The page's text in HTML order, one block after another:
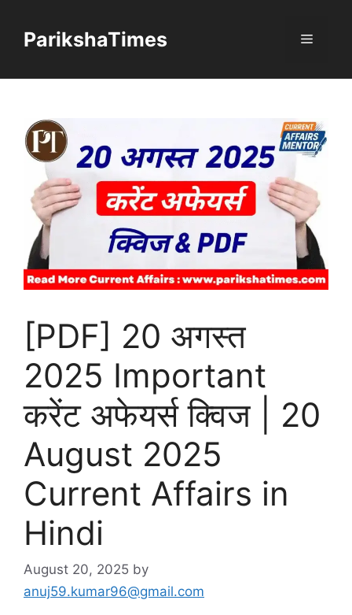
contentParikshaTimes Menu
[PDF] 20 अगस्त
2025 Important
करेंट अफेयर्स क्विज | 20
August 2025
Current Affairs in
Hindi
August 20, 2025 by
anuj59.kumar96@gmail.com